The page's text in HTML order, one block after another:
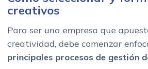
creativos
Para ser una empresa que
creatividad, debe comenzar
principales procesos de gestión